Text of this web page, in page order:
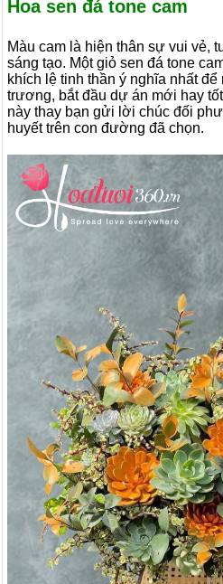
Hoa sen đá tone cam
Màu cam là hiện thân sự vui vẻ,
sáng tạo. Một giỏ sen đá tone
khích lệ tinh thần ý nghĩa nhất
trương, bắt đầu dự án mới hay
này thay bạn gửi lời chúc đối
huyết trên con đường đã chọn.